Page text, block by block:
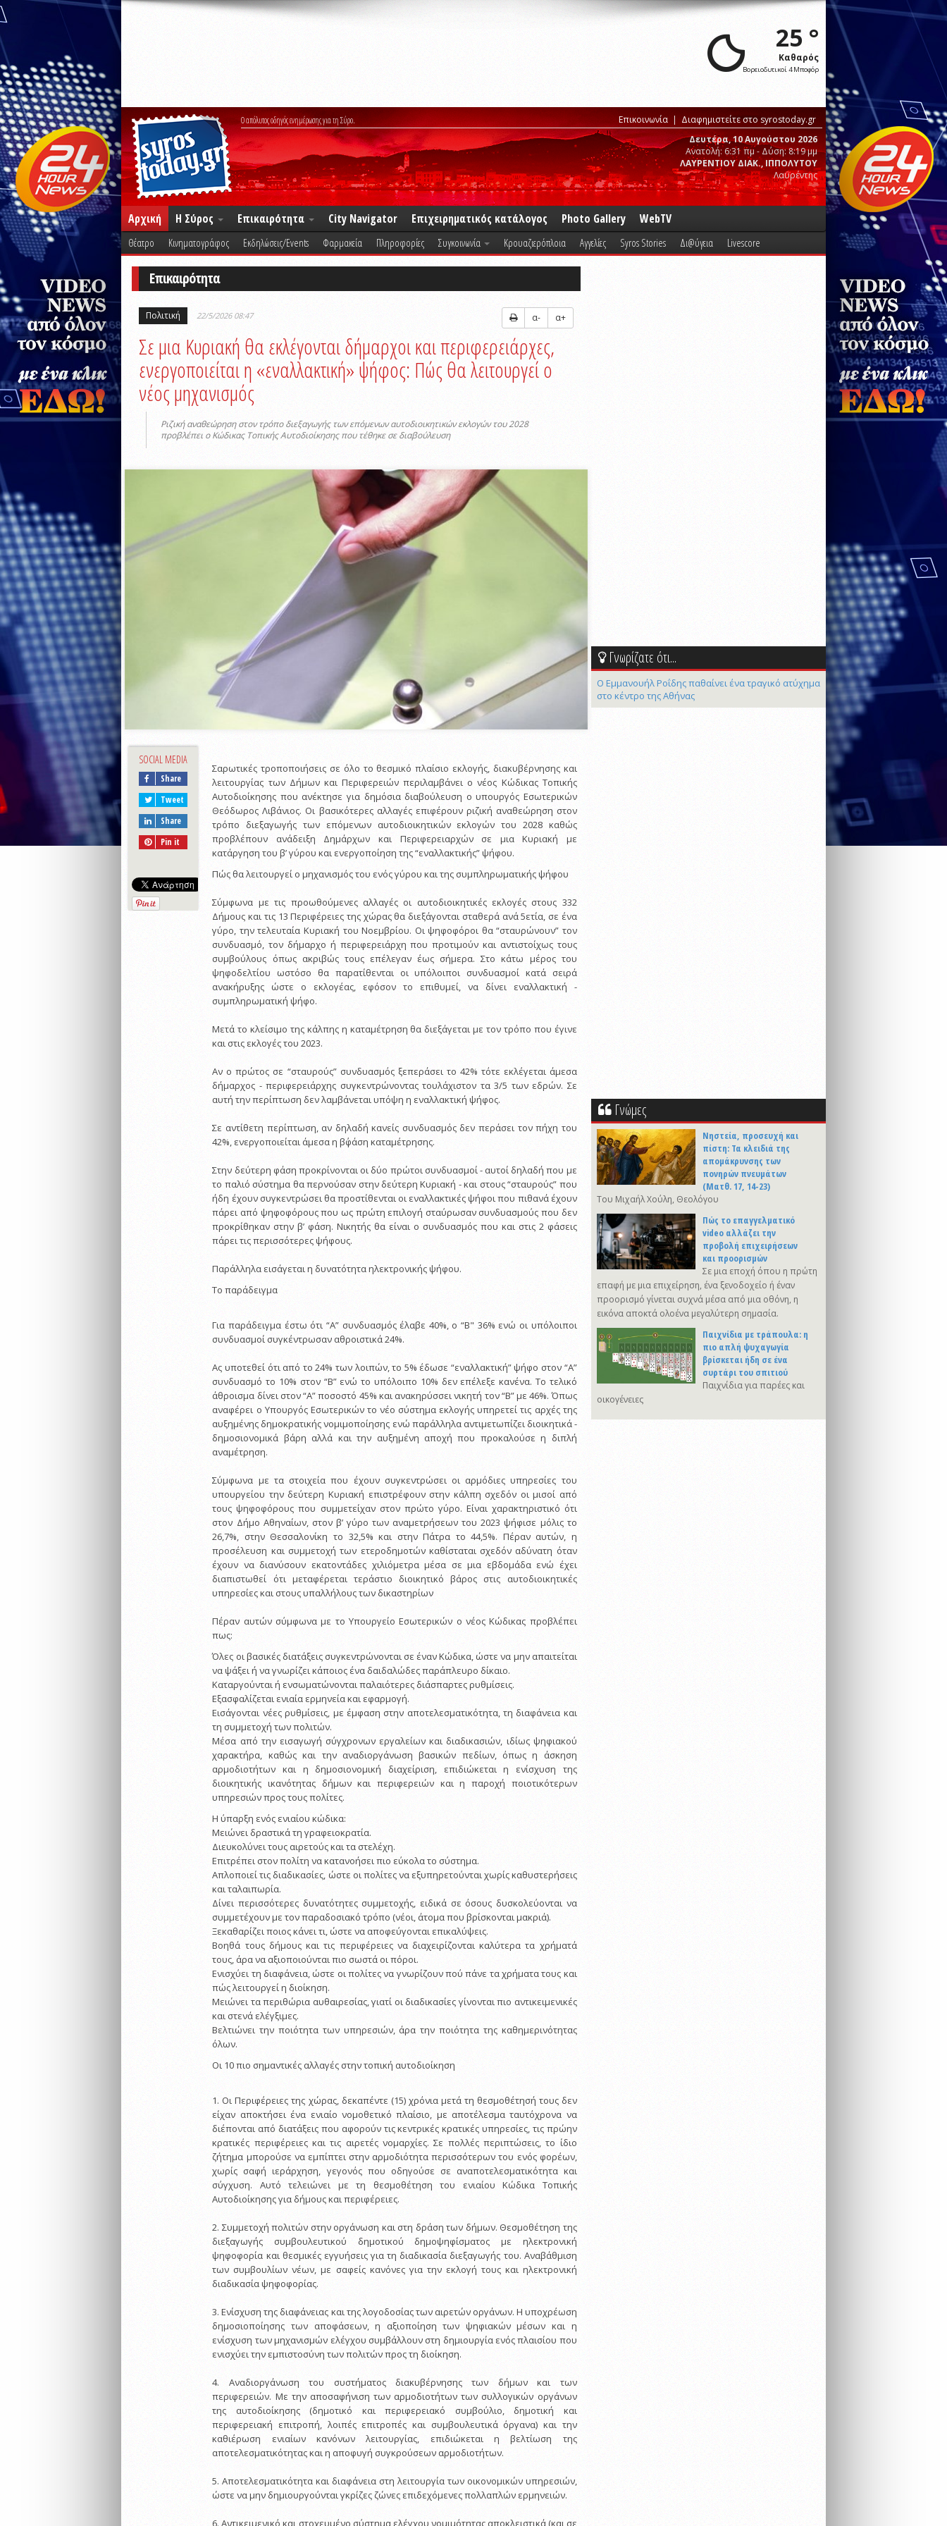
25 °
Καθαρός
Βορειοδυτικοί 4 Μποφόρ
Ο απόλυτος οδηγός ενημέρωσης για τη Σύρο. Επικοινωνία
Διαφημιστείτε στο syrostoday.gr
Δευτέρα, 10 Αυγούστου 2026
Ανατολή: 6:31 πμ - Δύση: 8:19 μμ
ΛΑΥΡΕΝΤΙΟΥ ΔΙΑΚ., ΙΠΠΟΛΥΤΟΥ
Λαυρέντης
Αρχική Η Σύρος Επικαιρότητα City Navigator Επιχειρηματικός κατάλογος Photo Gallery WebTV
Θέατρο Κινηματογράφος Εκδηλώσεις/Events Φαρμακεία Πληροφορίες Συγκοινωνία Κρουαζιερόπλοια Αγγελίες Syros Stories Δι@ύγεια Livescore
Επικαιρότητα
Πολιτική 22/5/2026 08:47 α- α+
Σε μια Κυριακή θα εκλέγονται δήμαρχοι και περιφερειάρχες,
ενεργοποιείται η «εναλλακτική» ψήφος: Πώς θα λειτουργεί ο
νέος μηχανισμός
Ριζική αναθεώρηση στον τρόπο διεξαγωγής των επόμενων αυτοδιοικητικών εκλογών του 2028
προβλέπει ο Κώδικας Τοπικής Αυτοδιοίκησης που τέθηκε σε διαβούλευση
SOCIAL MEDIA
Share
Tweet
Share
Pin it
Σαρωτικές τροποποιήσεις σε όλο το θεσμικό πλαίσιο εκλογής, διακυβέρνησης και
λειτουργίας των Δήμων και Περιφερειών περιλαμβάνει ο νέος Κώδικας Τοπικής
Αυτοδιοίκησης που ανέκτησε για δημόσια διαβούλευση ο υπουργός Εσωτερικών
Θεόδωρος Λιβάνιος. Οι βασικότερες αλλαγές επιφέρουν ριζική αναθεώρηση στον
τρόπο διεξαγωγής των επόμενων αυτοδιοικητικών εκλογών του 2028 καθώς
προβλέπουν ανάδειξη Δημάρχων και Περιφερειαρχών σε μια Κυριακή με
κατάργηση του β’ γύρου και ενεργοποίηση της “εναλλακτικής” ψήφου.
Πώς θα λειτουργεί ο μηχανισμός του ενός γύρου και της συμπληρωματικής ψήφου
Σύμφωνα με τις προωθούμενες αλλαγές οι αυτοδιοικητικές εκλογές στους 332
Δήμους και τις 13 Περιφέρειες της χώρας θα διεξάγονται σταθερά ανά 5ετία, σε ένα
γύρο, την τελευταία Κυριακή του Νοεμβρίου. Οι ψηφοφόροι θα “σταυρώνουν” τον
συνδυασμό, τον δήμαρχο ή περιφερειάρχη που προτιμούν και αντιστοίχως τους
συμβούλους όπως ακριβώς τους επέλεγαν έως σήμερα. Στο κάτω μέρος του
ψηφοδελτίου ωστόσο θα παρατίθενται οι υπόλοιποι συνδυασμοί κατά σειρά
ανακήρυξης ώστε ο εκλογέας, εφόσον το επιθυμεί, να δίνει εναλλακτική -
συμπληρωματική ψήφο.
Μετά το κλείσιμο της κάλπης η καταμέτρηση θα διεξάγεται με τον τρόπο που έγινε
και στις εκλογές του 2023.
Αν ο πρώτος σε “σταυρούς” συνδυασμός ξεπεράσει το 42% τότε εκλέγεται άμεσα
δήμαρχος - περιφερειάρχης συγκεντρώνοντας τουλάχιστον τα 3/5 των εδρών. Σε
αυτή την περίπτωση δεν λαμβάνεται υπόψη η εναλλακτική ψήφος.
Σε αντίθετη περίπτωση, αν δηλαδή κανείς συνδυασμός δεν περάσει τον πήχη του
42%, ενεργοποιείται άμεσα η β΄φάση καταμέτρησης.
Στην δεύτερη φάση προκρίνονται οι δύο πρώτοι συνδυασμοί - αυτοί δηλαδή που με
το παλιό σύστημα θα περνούσαν στην δεύτερη Κυριακή - και στους “σταυρούς” που
ήδη έχουν συγκεντρώσει θα προστίθενται οι εναλλακτικές ψήφοι που πιθανά έχουν
πάρει από ψηφοφόρους που ως πρώτη επιλογή σταύρωσαν συνδυασμούς που δεν
προκρίθηκαν στην β’ φάση. Νικητής θα είναι ο συνδυασμός που και στις 2 φάσεις
πάρει τις περισσότερες ψήφους.
Παράλληλα εισάγεται η δυνατότητα ηλεκτρονικής ψήφου.
Το παράδειγμα
Για παράδειγμα έστω ότι “Α” συνδυασμός έλαβε 40%, ο “Β" 36% ενώ οι υπόλοιποι
συνδυασμοί συγκέντρωσαν αθροιστικά 24%.
Ας υποτεθεί ότι από το 24% των λοιπών, το 5% έδωσε “εναλλακτική” ψήφο στον “Α”
συνδυασμό το 10% στον “Β” ενώ το υπόλοιπο 10% δεν επέλεξε κανένα. Το τελικό
άθροισμα δίνει στον “Α” ποσοστό 45% και ανακηρύσσει νικητή τον “Β” με 46%. Όπως
αναφέρει ο Υπουργός Εσωτερικών το νέο σύστημα εκλογής υπηρετεί τις αρχές της
αυξημένης δημοκρατικής νομιμοποίησης ενώ παράλληλα αντιμετωπίζει διοικητικά -
δημοσιονομικά βάρη αλλά και την αυξημένη αποχή που προκαλούσε η διπλή
αναμέτρηση.
Σύμφωνα με τα στοιχεία που έχουν συγκεντρώσει οι αρμόδιες υπηρεσίες του
υπουργείου την δεύτερη Κυριακή επιστρέφουν στην κάλπη σχεδόν οι μισοί από
τους ψηφοφόρους που συμμετείχαν στον πρώτο γύρο. Είναι χαρακτηριστικό ότι
στον Δήμο Αθηναίων, στον β’ γύρο των αναμετρήσεων του 2023 ψήφισε μόλις το
26,7%, στην Θεσσαλονίκη το 32,5% και στην Πάτρα το 44,5%. Πέραν αυτών, η
προσέλευση και συμμετοχή των ετεροδημοτών καθίσταται σχεδόν αδύνατη όταν
έχουν να διανύσουν εκατοντάδες χιλιόμετρα μέσα σε μια εβδομάδα ενώ έχει
διαπιστωθεί ότι μεταφέρεται τεράστιο διοικητικό βάρος στις αυτοδιοικητικές
υπηρεσίες και στους υπαλλήλους των δικαστηρίων
Πέραν αυτών σύμφωνα με το Υπουργείο Εσωτερικών ο νέος Κώδικας προβλέπει
πως:
Όλες οι βασικές διατάξεις συγκεντρώνονται σε έναν Κώδικα, ώστε να μην απαιτείται
να ψάξει ή να γνωρίζει κάποιος ένα δαιδαλώδες παράπλευρο δίκαιο.
Καταργούνται ή ενσωματώνονται παλαιότερες διάσπαρτες ρυθμίσεις.
Εξασφαλίζεται ενιαία ερμηνεία και εφαρμογή.
Εισάγονται νέες ρυθμίσεις, με έμφαση στην αποτελεσματικότητα, τη διαφάνεια και
τη συμμετοχή των πολιτών.
Μέσα από την εισαγωγή σύγχρονων εργαλείων και διαδικασιών, ιδίως ψηφιακού
χαρακτήρα, καθώς και την αναδιοργάνωση βασικών πεδίων, όπως η άσκηση
αρμοδιοτήτων και η δημοσιονομική διαχείριση, επιδιώκεται η ενίσχυση της
διοικητικής ικανότητας δήμων και περιφερειών και η παροχή ποιοτικότερων
υπηρεσιών προς τους πολίτες.
Η ύπαρξη ενός ενιαίου κώδικα:
Μειώνει δραστικά τη γραφειοκρατία.
Διευκολύνει τους αιρετούς και τα στελέχη.
Επιτρέπει στον πολίτη να κατανοήσει πιο εύκολα το σύστημα.
Απλοποιεί τις διαδικασίες, ώστε οι πολίτες να εξυπηρετούνται χωρίς καθυστερήσεις
και ταλαιπωρία.
Δίνει περισσότερες δυνατότητες συμμετοχής, ειδικά σε όσους δυσκολεύονται να
συμμετέχουν με τον παραδοσιακό τρόπο (νέοι, άτομα που βρίσκονται μακριά).
Ξεκαθαρίζει ποιος κάνει τι, ώστε να αποφεύγονται επικαλύψεις.
Βοηθά τους δήμους και τις περιφέρειες να διαχειρίζονται καλύτερα τα χρήματά
τους, άρα να αξιοποιούνται πιο σωστά οι πόροι.
Ενισχύει τη διαφάνεια, ώστε οι πολίτες να γνωρίζουν πού πάνε τα χρήματα τους και
πώς λειτουργεί η διοίκηση.
Μειώνει τα περιθώρια αυθαιρεσίας, γιατί οι διαδικασίες γίνονται πιο αντικειμενικές
και στενά ελέγξιμες.
Βελτιώνει την ποιότητα των υπηρεσιών, άρα την ποιότητα της καθημερινότητας
όλων.
Οι 10 πιο σημαντικές αλλαγές στην τοπική αυτοδιοίκηση
1. Οι Περιφέρειες της χώρας, δεκαπέντε (15) χρόνια μετά τη θεσμοθέτησή τους δεν
είχαν αποκτήσει ένα ενιαίο νομοθετικό πλαίσιο, με αποτέλεσμα ταυτόχρονα να
διέπονται από διατάξεις που αφορούν τις κεντρικές κρατικές υπηρεσίες, τις πρώην
κρατικές περιφέρειες και τις αιρετές νομαρχίες. Σε πολλές περιπτώσεις, το ίδιο
ζήτημα μπορούσε να εμπίπτει στην αρμοδιότητα περισσότερων του ενός φορέων,
χωρίς σαφή ιεράρχηση, γεγονός που οδηγούσε σε αναποτελεσματικότητα και
σύγχυση. Αυτό τελειώνει με τη θεσμοθέτηση του ενιαίου Κώδικα Τοπικής
Αυτοδιοίκησης για δήμους και περιφέρειες.
2. Συμμετοχή πολιτών στην οργάνωση και στη δράση των δήμων. Θεσμοθέτηση της
διεξαγωγής συμβουλευτικού δημοτικού δημοψηφίσματος με ηλεκτρονική
ψηφοφορία και θεσμικές εγγυήσεις για τη διαδικασία διεξαγωγής του. Αναβάθμιση
των συμβουλίων νέων, με σαφείς κανόνες για την εκλογή τους και ηλεκτρονική
διαδικασία ψηφοφορίας.
3. Ενίσχυση της διαφάνειας και της λογοδοσίας των αιρετών οργάνων. Η υποχρέωση
δημοσιοποίησης των αποφάσεων, η αξιοποίηση των ψηφιακών μέσων και η
ενίσχυση των μηχανισμών ελέγχου συμβάλλουν στη δημιουργία ενός πλαισίου που
ενισχύει την εμπιστοσύνη των πολιτών προς τη διοίκηση.
4. Αναδιοργάνωση του συστήματος διακυβέρνησης των δήμων και των
περιφερειών. Με την αποσαφήνιση των αρμοδιοτήτων των συλλογικών οργάνων
της αυτοδιοίκησης (δημοτικό και περιφερειακό συμβούλιο, δημοτική και
περιφερειακή επιτροπή, λοιπές επιτροπές και συμβουλευτικά όργανα) και την
καθιέρωση ενιαίων κανόνων λειτουργίας, επιδιώκεται η βελτίωση της
αποτελεσματικότητας και η αποφυγή συγκρούσεων αρμοδιοτήτων.
5. Αποτελεσματικότητα και διαφάνεια στη λειτουργία των οικονομικών υπηρεσιών,
ώστε να μην δημιουργούνται γκρίζες ζώνες επιδεχόμενες πολλαπλών ερμηνειών.
6. Αντικειμενικό και στοχευμένο σύστημα ελέγχου νομιμότητας αποκλειστικά (και σε
Γνωρίζατε ότι...
Ο Εμμανουήλ Ροΐδης παθαίνει ένα τραγικό ατύχημα
στο κέντρο της Αθήνας
Γνώμες
Νηστεία, προσευχή και
πίστη: Τα κλειδιά της
απομάκρυνσης των
πονηρών πνευμάτων
(Ματθ. 17, 14-23)
Του Μιχαήλ Χούλη, Θεολόγου
Πώς το επαγγελματικό
video αλλάζει την
προβολή επιχειρήσεων
και προορισμών
Σε μια εποχή όπου η πρώτη
επαφή με μια επιχείρηση, ένα ξενοδοχείο ή έναν
προορισμό γίνεται συχνά μέσα από μια οθόνη, η
εικόνα αποκτά ολοένα μεγαλύτερη σημασία.
Παιχνίδια με τράπουλα: η
πιο απλή ψυχαγωγία
βρίσκεται ήδη σε ένα
συρτάρι του σπιτιού
Παιχνίδια για παρέες και
οικογένειες